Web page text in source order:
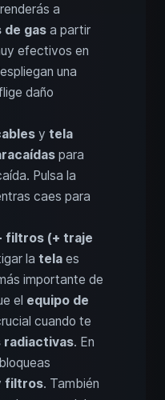
a
de gas a partir
efectivos en
una
daño
y tela
para
Pulsa la
caes para
filtros (+ traje
la tela es
importante de
el equipo de
cuando te
radiactivas. En
filtros. También